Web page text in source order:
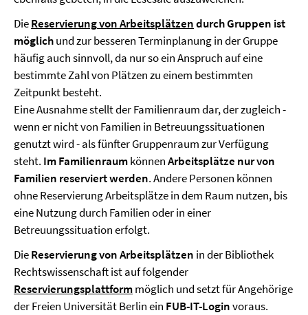
DieReservierungvon Arbeitsplätzendurch Gruppen ist
möglichund zur besseren Terminplanung in der Gruppe
häufig auch sinnvoll, da nur so ein Anspruch auf eine
bestimmte Zahl von Plätzen zu einem bestimmten
Zeitpunkt besteht.
Eine Ausnahme stellt der Familienraum dar, der zugleich -
wenn er nicht von Familien in Betreuungssituationen
genutzt wird - als fünfter Gruppenraum zur Verfügung
steht. Im FamilienraumkönnenArbeitsplätze nur von
Familien reserviert werden. Andere Personen können
ohne Reservierung Arbeitsplätze in dem Raum nutzen, bis
eine Nutzung durch Familien oder in einer
Betreuungssituation erfolgt.
DieReservierung von Arbeitsplätzen in der Bibliothek
Rechtswissenschaft ist auf folgender
Reservierungsplattformmöglich und setzt für Angehörige
der Freien Universität Berlin ein FUB-IT-Loginvoraus.